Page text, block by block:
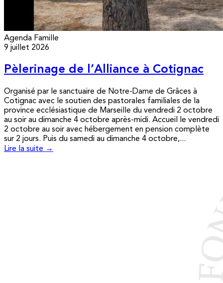
Agenda Famille
9 juillet 2026
Pèlerinage de l’Alliance à Cotignac
Organisé par le sanctuaire de Notre-Dame de Grâces à
Cotignac avec le soutien des pastorales familiales de la
province ecclésiastique de Marseille du vendredi 2 octobre
au soir au dimanche 4 octobre après-midi. Accueil le vendredi
2 octobre au soir avec hébergement en pension complète
sur 2 jours. Puis du samedi au dimanche 4 octobre,...
Lire la suite →